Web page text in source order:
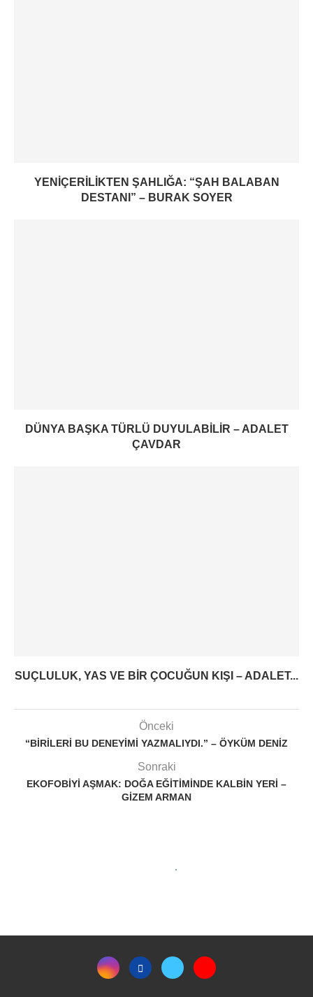
YENIÇERILIKTEN ŞAHLIĞA: “ŞAH BALABAN
DESTANI” – BURAK SOYER
DÜNYA BAŞKA TÜRLÜ DUYULABILIR – ADALET
ÇAVDAR
SUÇLULUK, YAS VE BIR ÇOCUĞUN KIŞI – ADALET...
Önceki
“BIRILERI BU DENEYIMI YAZMALIYDI.” – ÖYKÜM DENIZ
Sonraki
EKOFOBIYI AŞMAK: DOĞA EĞITIMINDE KALBIN YERI –
GIZEM ARMAN